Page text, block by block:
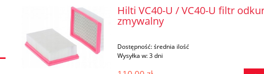
Hilti VC40-U / VC40-U filtr
zmywalny
Dostępność:średnia ilość
Wysyłka w:3 dni